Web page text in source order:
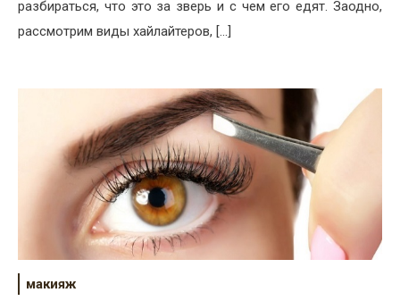
разбираться, что это за зверь и с чем его едят. Заодно,
рассмотрим виды хайлайтеров, […]
макияж